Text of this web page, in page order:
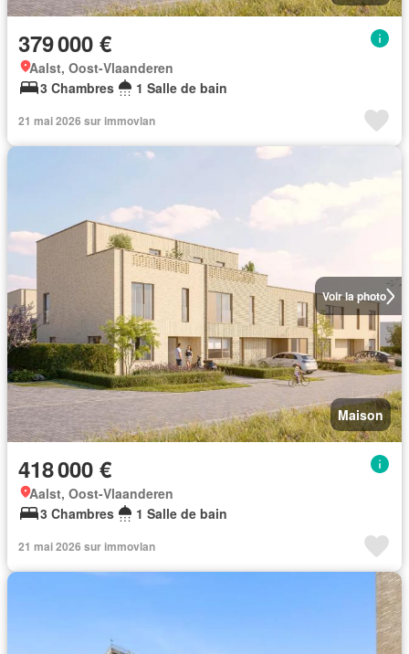
379 000 €
Aalst, Oost-Vlaanderen
3 Chambres
1 Salle de bain
21 mai 2026 sur immovlan
Voir la photo
Maison
418 000 €
Aalst, Oost-Vlaanderen
3 Chambres
1 Salle de bain
21 mai 2026 sur immovlan